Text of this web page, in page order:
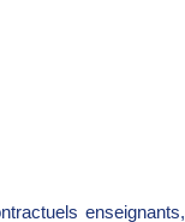
enseignants,